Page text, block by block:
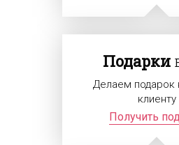
Подарки
Делаем подарок
клиенту
Получить